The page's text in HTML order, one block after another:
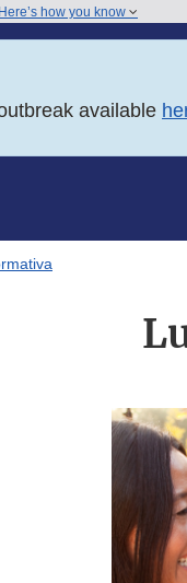
Here’s how you know
available